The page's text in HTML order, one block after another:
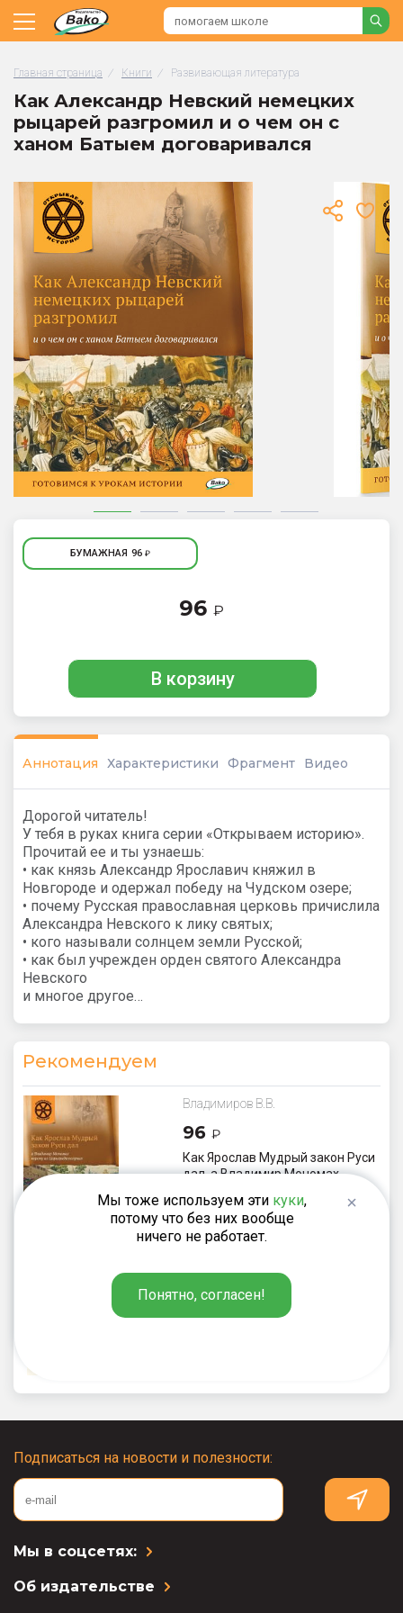
Главная страница / Книги / Развивающая литература
Как Александр Невский немецких
рыцарей разгромил и о чем он с
ханом Батыем договаривался
БУМАЖНАЯ 96 ₽
96 ₽
В корзину
Аннотация Характеристики Фрагмент Видео
Дорогой читатель!
У тебя в руках книга серии «Открываем историю».
Прочитай ее и ты узнаешь:
• как князь Александр Ярославич княжил в
Новгороде и одержал победу на Чудском озере;
• почему Русская православная церковь причислила
Александра Невского к лику святых;
• кого называли солнцем земли Русской;
• как был учрежден орден святого Александра
Невского
и многое другое…
Рекомендуем
Владимиров В.В.
96 ₽
Как Ярослав Мудрый закон Руси
дал, а Владимир Мономах
275₽
Правители России. 6–11 классы
Подписаться на новости и полезности:
Мы в соцсетях:
Об издательстве
Мы тоже используем эти куки,
потому что без них вообще
ничего не работает.
Понятно, согласен!